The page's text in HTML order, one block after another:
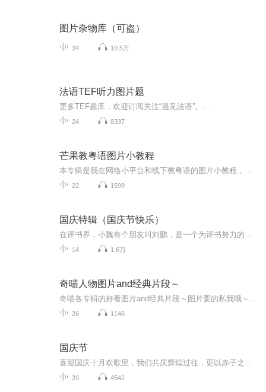
图片杂物库（可盗）
34 10.5万
法语TEF听力图片题
更多TEF题库，欢迎订阅关注“遇见法语”。...
24 8337
芒果教粤语图片小教程
22 1599
国庆特辑（国庆节快乐）
14 1.6万
奇喵人物图片and经典片段～
26 1146
国庆节
20 4542